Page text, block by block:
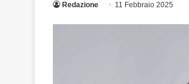
Redazione 11 Febbraio 2025